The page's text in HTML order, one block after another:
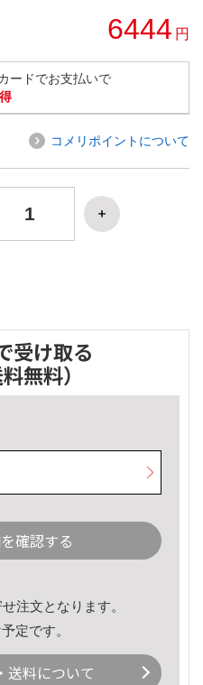
6444 円
ードでお支払いで
コメリポイントについて
受け取る
料無料）
確認する
注文となります。
定です。
送料について